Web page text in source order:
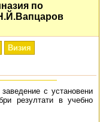
по
Визия
с установени
резултати в учебно